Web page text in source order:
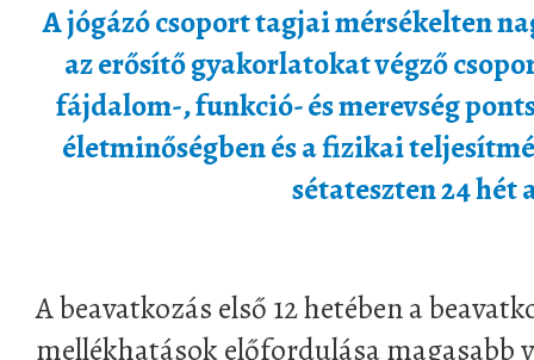
A jógázó csoport tagjai mérsékelten
az erősítő gyakorlatokat végző
fájdalom-, funkció- és merevség
életminőségben és a fizikai
sétateszten 24 hét
A beavatkozás első 12 hetében a
mellékhatások előfordulása magasabb